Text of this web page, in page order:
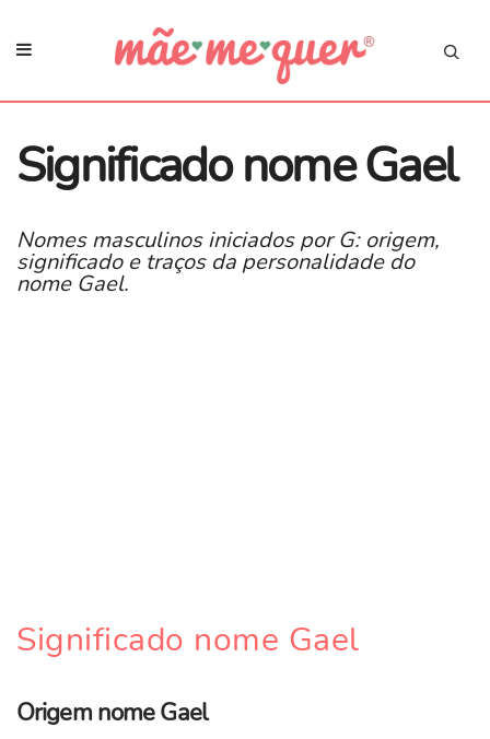
Significado nome Gael
Nomes masculinos iniciados por G: origem,
significado e traços da personalidade do
nome Gael.
Significado nome Gael
Origem nome Gael